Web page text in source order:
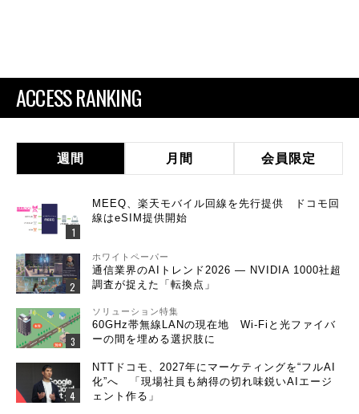
ACCESS RANKING
週間 月間 会員限定
MEEQ、楽天モバイル回線を先行提供 ドコモ回
線はeSIM提供開始
ホワイトペーパー
通信業界のAIトレンド2026 ― NVIDIA 1000社超
調査が捉えた「転換点」
ソリューション特集
60GHz帯無線LANの現在地 Wi-Fiと光ファイバ
ーの間を埋める選択肢に
NTTドコモ、2027年にマーケティングを“フルAI
化”へ 「現場社員も納得の切れ味鋭いAIエージ
ェント作る」